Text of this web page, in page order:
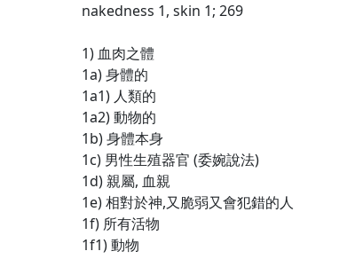
nakedness 1, skin 1; 269
1) 血肉之體
1a) 身體的
1a1) 人類的
1a2) 動物的
1b) 身體本身
1c) 男性生殖器官 (委婉說法)
1d) 親屬, 血親
1e) 相對於神,又脆弱又會犯錯的人
1f) 所有活物
1f1) 動物